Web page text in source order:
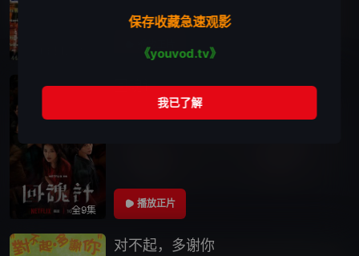
酿成了惨剧，因此被降职调往偏远小国拉塞维
合喜 饰），更是意外的发现了国际头号通
播放正片
全9集
回魂计
台湾 悬疑
播放正片
对不起，多谢你
保存收藏急速观影
《youvod.tv》